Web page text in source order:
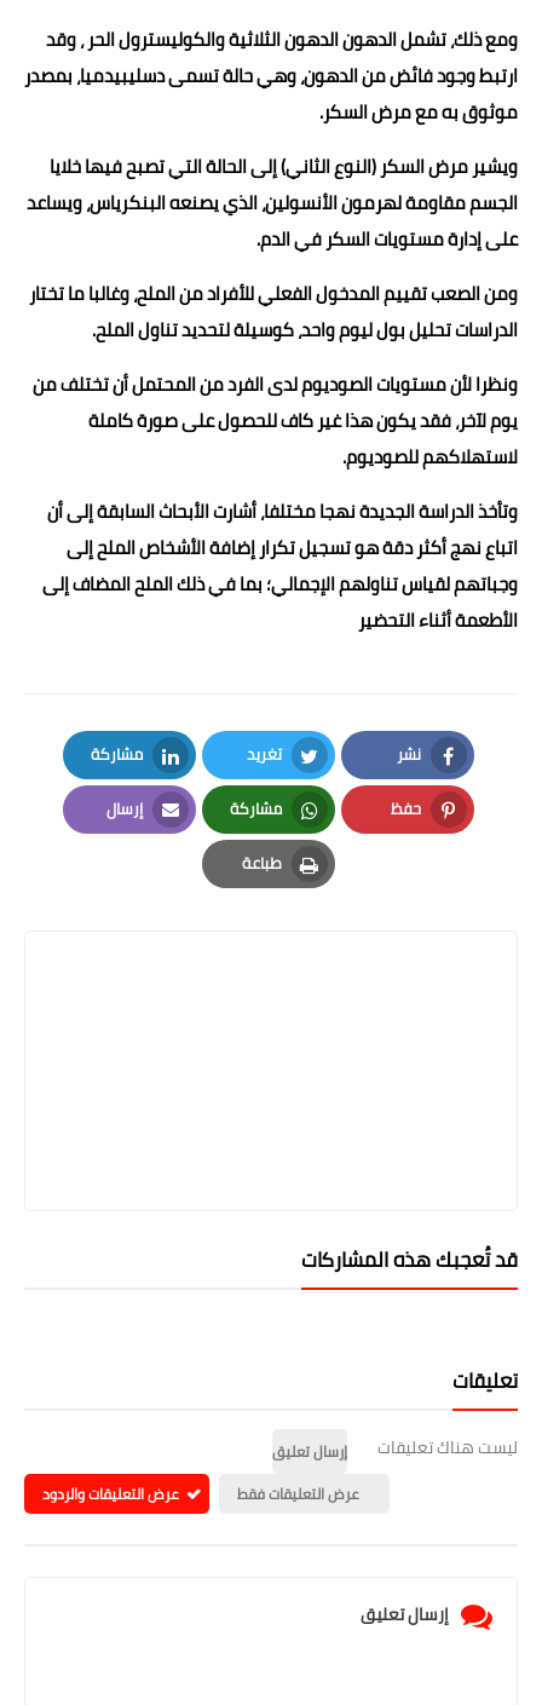
ومع ذلك، تشمل الدهون الدهون الثلاثية والكوليسترول الحر ، وقد
ارتبط وجود فائض من الدهون، وهي حالة تسمى دسليبيدميا، بمصدر
موثوق به مع مرض السكر.
ويشير مرض السكر (النوع الثاني) إلى الحالة التي تصبح فيها خلايا
الجسم مقاومة لهرمون الأنسولين، الذي يصنعه البنكرياس، ويساعد
على إدارة مستويات السكر في الدم.
ومن الصعب تقييم المدخول الفعلي للأفراد من الملح، وغالبا ما تختار
الدراسات تحليل بول ليوم واحد، كوسيلة لتحديد تناول الملح.
ونظرا لأن مستويات الصوديوم لدى الفرد من المحتمل أن تختلف من
يوم لآخر، فقد يكون هذا غير كاف للحصول على صورة كاملة
لاستهلاكهم للصوديوم.
وتأخذ الدراسة الجديدة نهجا مختلفا، أشارت الأبحاث السابقة إلى أن
اتباع نهج أكثر دقة هو تسجيل تكرار إضافة الأشخاص الملح إلى
وجباتهم لقياس تناولهم الإجمالي؛ بما في ذلك الملح المضاف إلى
الأطعمة أثناء التحضير
نشر
Facebook
تغريد
Twitter
مشاركة
LinkedIn
حفظ
Pinterest
مشاركة
Whatsapp
إرسال
Email
طباعة
Print
قد تُعجبك هذه المشاركات
تعليقات
ليست هناك تعليقات
إرسال تعليق
عرض التعليقات فقط
عرض التعليقات والردود
إرسال تعليق